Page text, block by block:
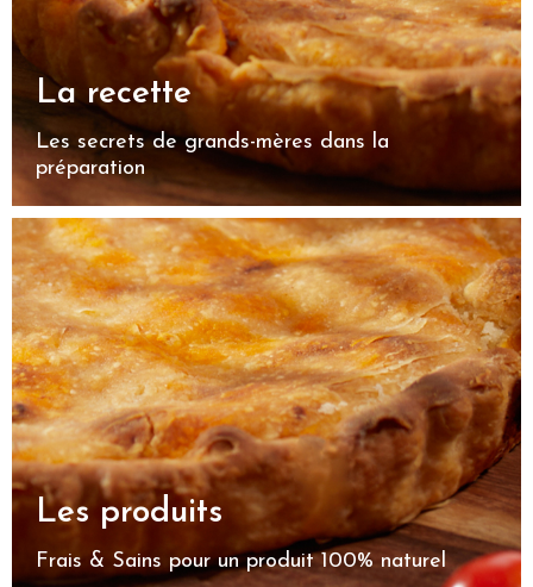
La recette
Les secrets de grands-mères dans la
préparation
Les produits
Frais & Sains pour un produit 100% naturel